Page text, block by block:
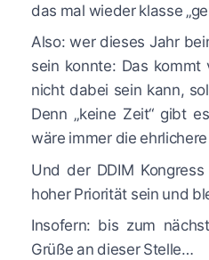
das mal wieder klasse
Also: wer dieses Jahr
sein konnte: Das kommt
nicht dabei sein kann,
Denn „keine Zeit“ gibt
wäre immer die
Und der DDIM
hoher Priorität sein und
Insofern: bis zum
Grüße an dieser Stelle…